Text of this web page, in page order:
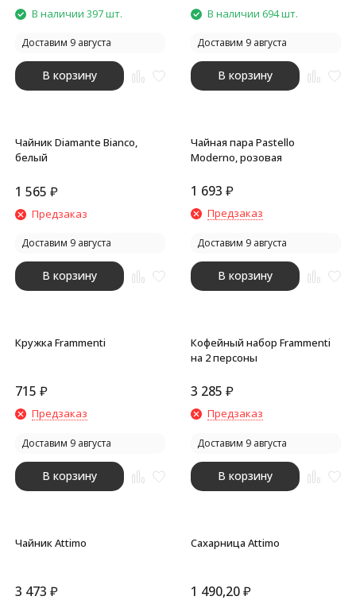
В наличии 397 шт.
Доставим 9 августа
В корзину
В наличии 694 шт.
Доставим 9 августа
В корзину
Чайник Diamante Bianco,
белый
1 565 ₽
Предзаказ
Доставим 9 августа
В корзину
Чайная пара Pastello
Moderno, розовая
1 693 ₽
Предзаказ
Доставим 9 августа
В корзину
Кружка Frammenti
715 ₽
Предзаказ
Доставим 9 августа
В корзину
Кофейный набор Frammenti
на 2 персоны
3 285 ₽
Предзаказ
Доставим 9 августа
В корзину
Чайник Attimo
3 473 ₽
Сахарница Attimo
1 490,20₽